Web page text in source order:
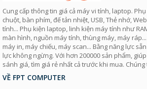
Cung cấp thông tin giá cả máy vi tính, laptop.
chuột, bàn phím, đế tản nhiệt, USB, Thẻ nhớ,
tính... Phụ kiện laptop, linh kiện máy tính như
màn hình, nguồn máy tính, thùng máy, máy
máy in, máy chiếu, máy scan... Bằng năng lực
lực không ngừng. Với hơn 200000 sản phẩm,
sánh giá, tìm giá rẻ nhất cả trước khi mua.
VỀ FPT COMPUTER